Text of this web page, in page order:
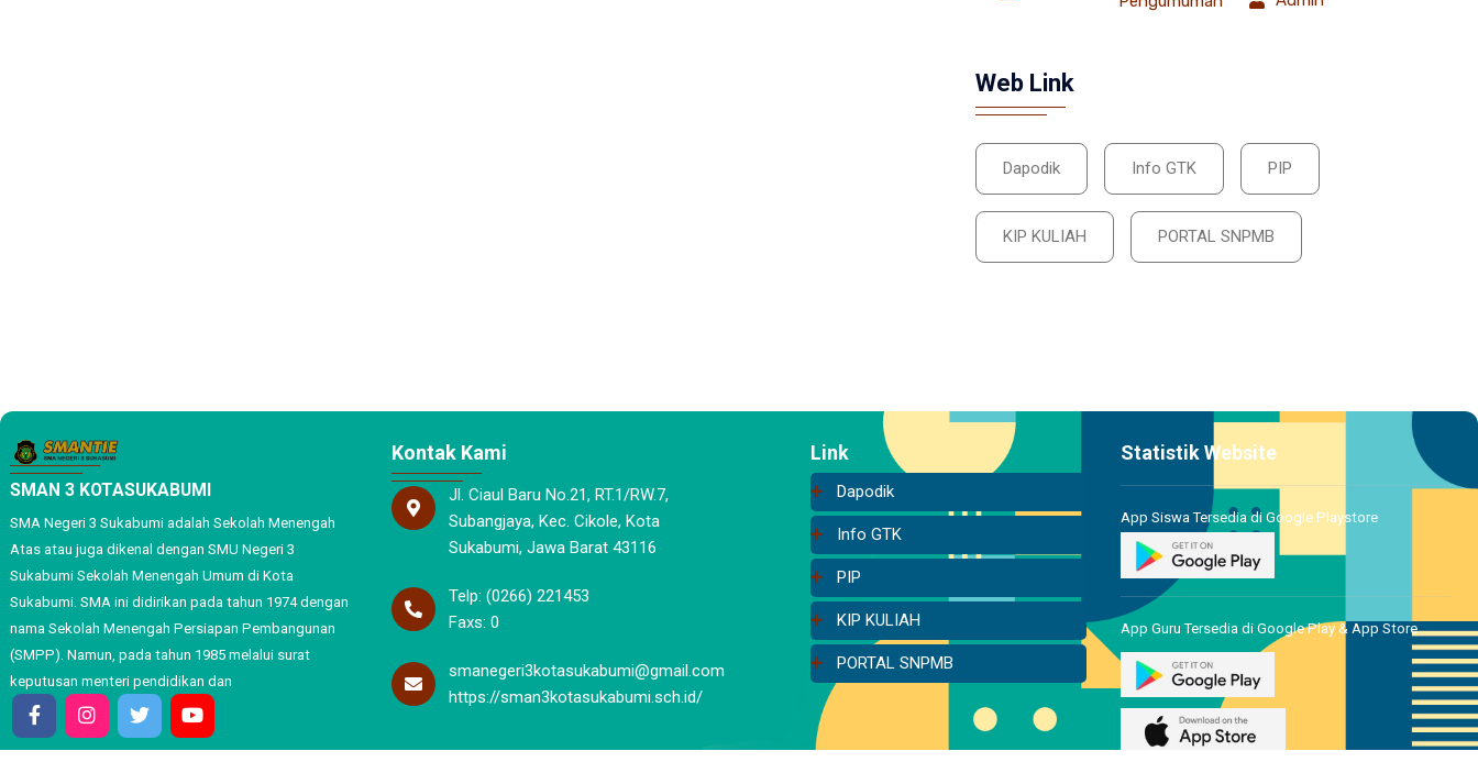
Web Link
Dapodik Info GTK PIP
KIP KULIAH PORTAL SNPMB
SMAN 3 KOTASUKABUMI
SMA Negeri 3 Sukabumi adalah Sekolah Menengah
Atas atau juga dikenal dengan SMU Negeri 3
Sukabumi Sekolah Menengah Umum di Kota
Sukabumi. SMA ini didirikan pada tahun 1974 dengan
nama Sekolah Menengah Persiapan Pembangunan
(SMPP). Namun, pada tahun 1985 melalui surat
keputusan menteri pendidikan dan
Kontak Kami
Jl. Ciaul Baru No.21, RT.1/RW.7,
Subangjaya, Kec. Cikole, Kota
Sukabumi, Jawa Barat 43116
Telp: (0266) 221453
Faxs: 0
smanegeri3kotasukabumi@gmail.com
https://sman3kotasukabumi.sch.id/
Link
Dapodik
Info GTK
PIP
KIP KULIAH
PORTAL SNPMB
Statistik Website
App Siswa Tersedia di Google Playstore
App Guru Tersedia di Google Play & App Store